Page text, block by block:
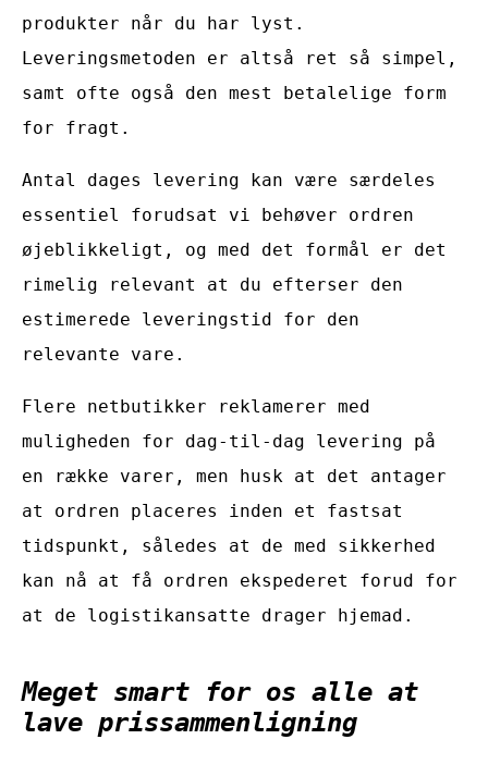
produkter når du har lyst.
Leveringsmetoden er altså ret så simpel,
samt ofte også den mest betalelige form
for fragt.
Antal dages levering kan være særdeles
essentiel forudsat vi behøver ordren
øjeblikkeligt, og med det formål er det
rimelig relevant at du efterser den
estimerede leveringstid for den
relevante vare.
Flere netbutikker reklamerer med
muligheden for dag-til-dag levering på
en række varer, men husk at det antager
at ordren placeres inden et fastsat
tidspunkt, således at de med sikkerhed
kan nå at få ordren ekspederet forud for
at de logistikansatte drager hjemad.
Meget smart for os alle at
lave prissammenligning